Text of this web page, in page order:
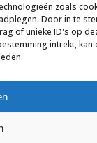
zoals
Door in te
of unieke ID's op
intrekt, kan